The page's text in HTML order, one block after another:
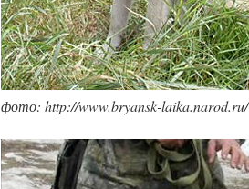
фото: http://www.bryansk-laika.narod.ru/